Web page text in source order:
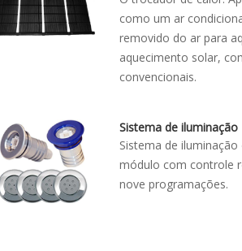
como um ar
removido do ar para
aquecimento solar,
convencionais.
Sistema de iluminação
Sistema de
módulo com controle
nove programações.